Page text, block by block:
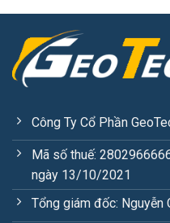
Công Ty Cổ Phần
Mã số thuế:
ngày 13/10/2021
Tổng giám đốc: Nguyễn